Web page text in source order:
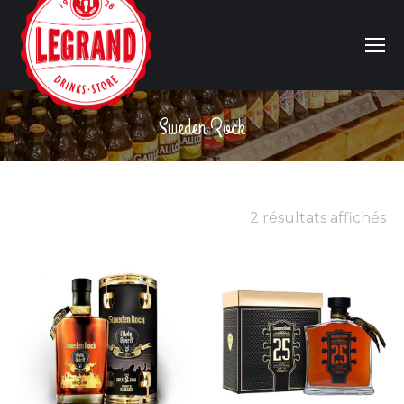
Sweden Rock
Vous êtes ici :
2 résultats affichés